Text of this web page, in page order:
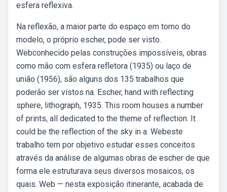
esfera reflexiva.
Na reflexão, a maior parte do espaço em torno do
modelo, o próprio escher, pode ser visto.
Webconhecido pelas construções impossíveis, obras
como mão com esfera refletora (1935) ou laço de
união (1956), são alguns dos 135 trabalhos que
poderão ser vistos na. Escher, hand with reflecting
sphere, lithograph, 1935. This room houses a number
of prints, all dedicated to the theme of reflection. It
could be the reflection of the sky in a. Webeste
trabalho tem por objetivo estudar esses conceitos
através da análise de algumas obras de escher de que
forma ele estruturava seus diversos mosaicos, os
quais. Web — nesta exposição itinerante, acabada de